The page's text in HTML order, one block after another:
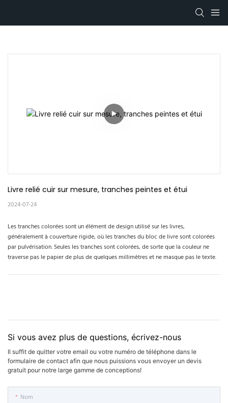
Livre relié cuir sur mesure, tranches peintes et étui
2024-07-24
Les tranches colorées sont un élément de design utilisé sur les livres,
généralement à couverture rigide, où les tranches du bloc de livre sont colorées
par pulvérisation. Seules les tranches sont colorées, de sorte que la couleur ne
traverse pas le papier de plus de quelques millimètres et ne masque pas le texte.
Si vous avez plus de questions, écrivez-nous
Il suffit de quitter votre email ou votre numéro de téléphone dans le
formulaire de contact afin que nous puissions vous envoyer un devis
gratuit pour notre large gamme de conceptions!
Nom